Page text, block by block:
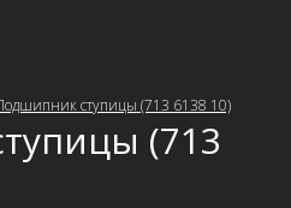
ступицы (713 6138 10)
(713